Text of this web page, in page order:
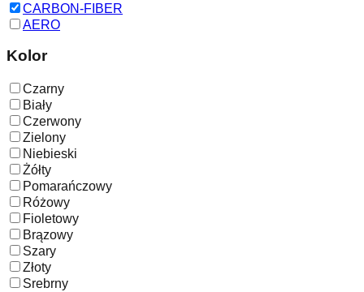
CARBON-FIBER
AERO
Kolor
Czarny
Biały
Czerwony
Zielony
Niebieski
Żółty
Pomarańczowy
Różowy
Fioletowy
Brązowy
Szary
Złoty
Srebrny